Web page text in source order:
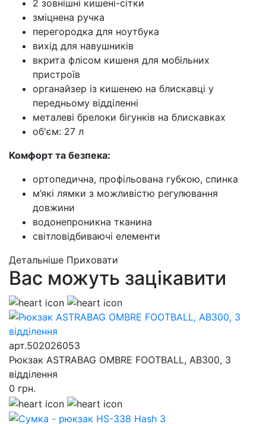
2 зовнішні кишені-сітки
зміцнена ручка
перегородка для ноутбука
вихід для навушників
вкрита флісом кишеня для мобільних
пристроїв
органайзер із кишенею на блискавці у
передньому відділенні
металеві брелоки бігунків на блискавках
об'єм: 27 л
Комфорт та безпека:
ортопедична, профільована губкою, спинка
м’які лямки з можливістю регулювання
довжини
водонепроникна тканина
світловідбиваючі елементи
Детальніше Приховати
Вас можуть зацікавити
арт.502026053
Рюкзак ASTRABAG OMBRE FOOTBALL, AB300, 3
відділення
0 грн.